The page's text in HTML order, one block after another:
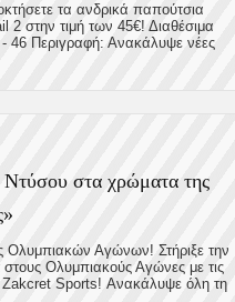
τα ανδρικά παπούτσια
2 στην τιμή των 45€! Διαθέσιμα
46 Περιγραφή: Ανακάλυψε νέες
στα χρώματα της
Αγώνων! Στήριξε την
Ολυμπιακούς Αγώνες με τις
Zakcret Sports! Ανακάλυψε όλη τη